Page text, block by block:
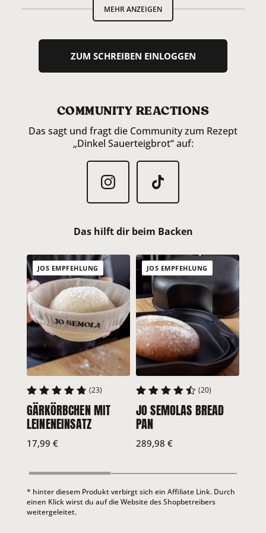
Lauramaramay
ZUM ANTWORTEN ANMELDEN
Daniel Friedrich
Kann man dieses Rezept auch mit Joghurt machen? Anstatt
Wasser? Wie viel Joghurt müsste ich nehmen?
ZUM ANTWORTEN ANMELDEN
Philipp
ZUM ANTWORTEN ANMELDEN
Anne
Hallo Jo. In deinem Video gibst du Joghurt zum Brühstück,
aber im Rezept taucht es nicht auf?? Wie kommt das ?
Gruß Anne
ZUM ANTWORTEN ANMELDEN
Hallo, das ist kein Joghurt, das ist der Sauerteig.
MEHR ANZEIGEN
ZUM SCHREIBEN EINLOGGEN
COMMUNITY REACTIONS
Das sagt und fragt die Community zum Rezept
„Dinkel Sauerteigbrot“ auf:
Das hilft dir beim Backen
JOS EMPFEHLUNG
4.87
(23)
GÄRKÖRBCHEN MIT
LEINENEINSATZ
17,99 €
JOS EMPFEHLUNG
4.59
(20)
JO SEMOLAS BREAD
PAN
289,98 €
* hinter diesem Produkt verbirgt sich ein Affiliate Link. Durch
einen Klick wirst du auf die Website des Shopbetreibers
weitergeleitet.